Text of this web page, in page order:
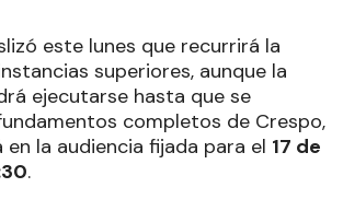
este lunes que recurrirá la
superiores, aunque la
ejecutarse hasta que se
completos de Crespo,
la audiencia fijada para el 17 de
.